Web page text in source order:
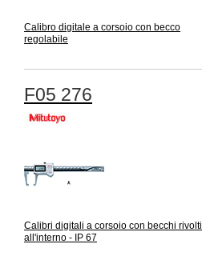
Calibro digitale a corsoio con becco
regolabile
F05 276
Calibri digitali a corsoio con becchi rivolti
all'interno - IP 67